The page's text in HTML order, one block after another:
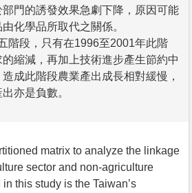
門的誘發效果急劇下降，原因可能
化學品所取代之關係。
階段，只有在1996至2001年此階
縮減，再加上技術進步產生節約中
成此階段農業產出成長相對緩慢，
亦是負數。
matrix to analyze the linkage
sector and non-agriculture
this study is the Taiwan’s